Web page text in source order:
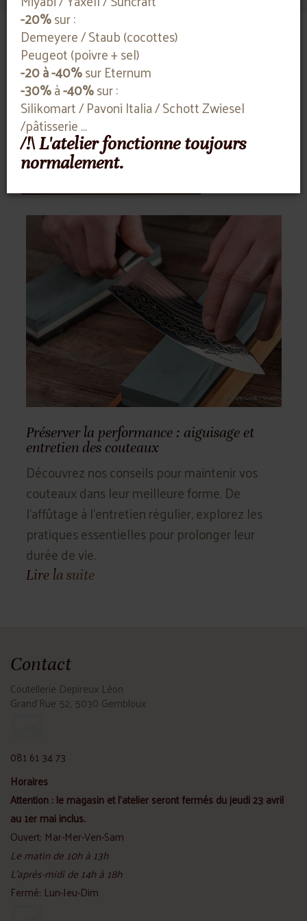
Notre blog
Explorez le monde de la coutellerie : astuces
d'entretien, choix éclairés et expertise
Découvrir plus d'articles
la performance : aiguisage et
des couteaux
nos conseils pour maintenir vos
dans leur meilleure forme. De
à l'entretien régulier, explorez les
essentielles pour prolonger leur
vie.
Choisir le
trouver votre
Face à une
choisir le bon
matériaux,
Contact
Coutellerie Depireux Léon
Grand'Rue 52, 5030 Gembloux
081 61 34 73
Horaires
Attention : le magasin et l'atelier seront fermés du jeudi 23 avril
au 1er mai inclus.
Ouvert: Mar-Mer-Ven-Sam
Le matin de 10h à 13h
L'après-midi de 14h à 18h
Fermé: Lun-Jeu-Dim
-20%sur :
Demeyere / Staub (cocottes)
Peugeot (poivre + sel)
-20 à -40%sur Eternum
-30%à-40%sur :
Silikomart / Pavoni Italia / Schott Zwiesel
/pâtisserie ...
/!\ L'atelier fonctionne toujours
normalement.